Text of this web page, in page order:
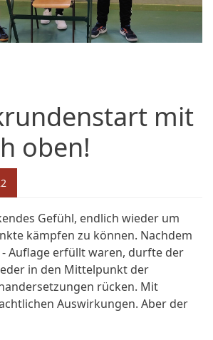
mit
oben!
Gefühl, endlich wieder um
kämpfen zu können. Nachdem
Auflage erfüllt waren, durfte der
in den Mittelpunkt der
rücken. Mit
Auswirkungen. Aber der